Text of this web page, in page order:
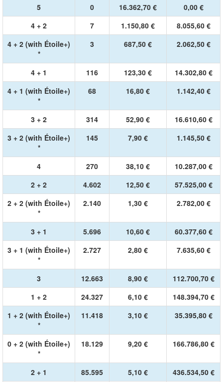
5 0 16.362,70 €
0,00 €
4 + 2
7 1.150,80 €
8.055,60 €
4 + 2 (with Étoile+)
*
3 687,50 € 2.062,50 €
4 + 1 116 123,30 €
14.302,80 €
4 + 1 (with Étoile+)
*
68 16,80 € 1.142,40 €
3 + 2 314 52,90 €
16.610,60 €
3 + 2 (with Étoile+)
*
145 7,90 € 1.145,50 €
4 270 38,10 €
10.287,00 €
2 + 2
4.602 12,50 €
57.525,00 €
2 + 2 (with Étoile+)
*
2.140 1,30 € 2.782,00 €
3 + 1 5.696 10,60 €
60.377,60 €
3 + 1 (with Étoile+)
*
2.727 2,80 € 7.635,60 €
3 12.663 8,90 €
112.700,70 €
1 + 2
24.327 6,10 €
148.394,70 €
1 + 2 (with Étoile+)
*
11.418 3,10 € 35.395,80 €
0 + 2 (with Étoile+)
*
18.129 9,20 € 166.786,80 €
2 + 1 85.595 5,10 €
436.534,50 €